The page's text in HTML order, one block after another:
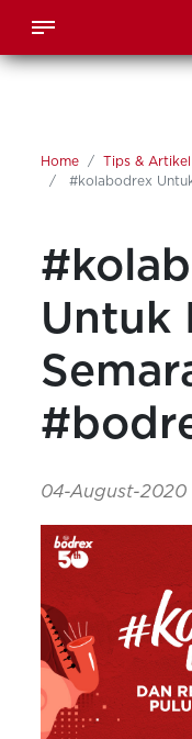
Home
Tips & Artikel
#kolabodrex
Untuk
04-August-2020